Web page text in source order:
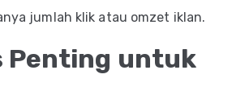
jumlah klik atau omzet iklan.
Penting untuk